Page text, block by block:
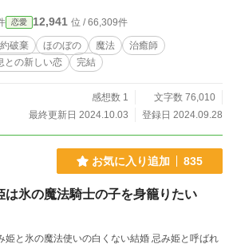
恋愛 12,941 位 / 66,309件
破棄 ほのぼの 魔法
治癒師
との新しい恋 完結
感想数 1
文字数 76,010
最終更新日 2024.10.03
登録日 2024.09.28
お気に入り追加 835
は氷の魔法騎士の子を身籠りたい
と氷の魔法使いの白くない結婚 忌み姫と呼ばれ